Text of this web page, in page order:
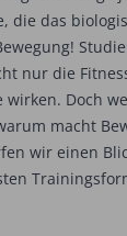
die das
nur die
Doch
macht
wir einen